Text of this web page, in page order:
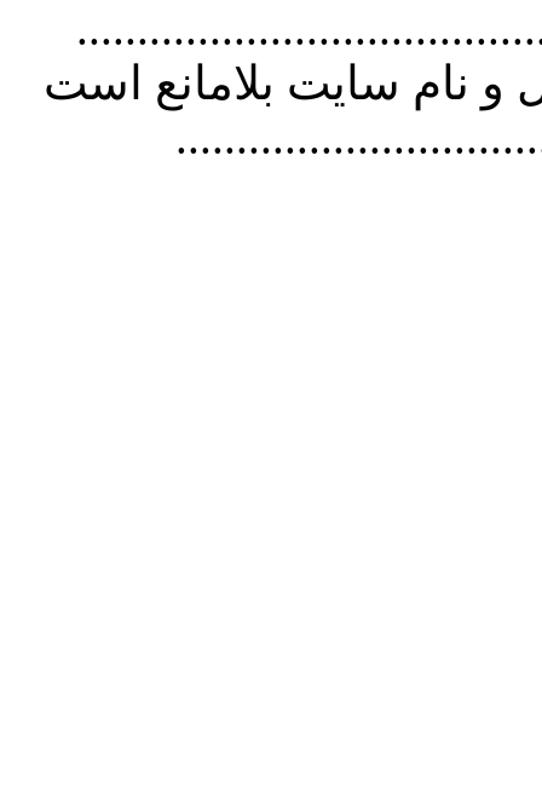
استفاده از
نام سايت بلامانع است